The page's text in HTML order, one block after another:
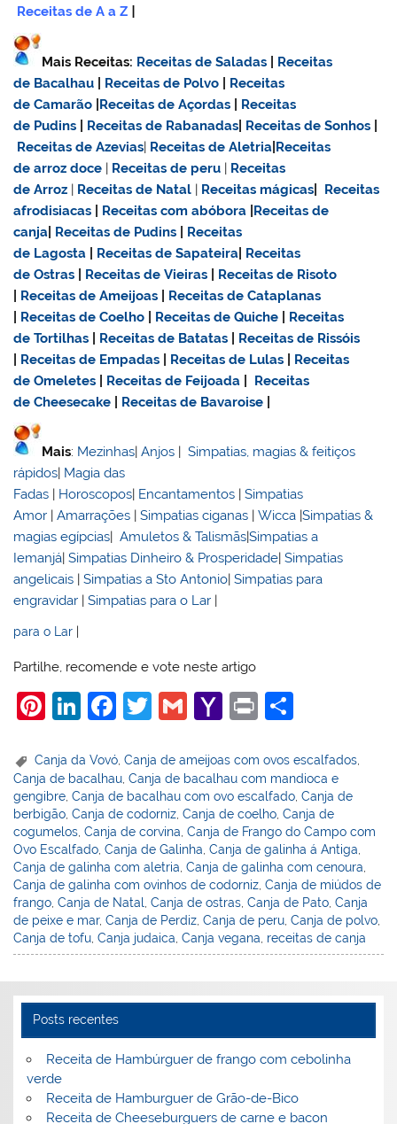
Receitas de A a Z
Mais Receitas: Receitas de Saladas
Receitas
de Bacalhau
Receitas de Polvo
Receitas
de Camarão Receitas de Açordas
Receitas
de Pudins
Receitas de Rabanadas Receitas de Sonhos
Receitas de Azevias| Receitas de Aletria Receitas
dearroz doce | Receitas de peru | Receitas
de Arroz | Receitas de Natal | Receitas mágicas
Receitas
afrodisiacas
Receitas com abóbora Receitas de
canja Receitas de Pudins
Receitas
de Lagosta
Receitas de Sapateira Receitas
de Ostras
Receitas de Vieiras
Receitas de Risoto
Receitas de Ameijoas
Receitas de Cataplanas
Receitas de Coelho Receitas de Quiche
Receitas
de Tortilhas
Receitas de Batatas
Receitas de Rissóis
Receitas de Empadas Receitas de Lulas
Receitas
de Omeletes
Receitas de Feijoada
Receitas
de Cheesecake
Receitas de Bavaroise
Mais: Mezinhas|Anjos |Simpatias, magias & feitiços
rápidos| Magia das
Fadas | Horoscopos| Encantamentos |Simpatias
Amor |Amarrações |Simpatias ciganas |Wicca |Simpatias &
magias egípcias|Amuletos & Talismãs|Simpatias a
Iemanjá|Simpatias Dinheiro & Prosperidade|Simpatias
angelicais |Simpatias a Sto Antonio|Simpatias para
engravidar |Simpatias para o Lar |
para o Lar |
Partilhe, recomende e vote neste artigo
Pi
er
e
st
Li
k
e
dI
n
F
c
e
b
o
o
k
T
itt
er
G
ai
l
Y
h
o
o
M
ai
l
Pr
t
ar
e
Canja da Vovó ,Canja de ameijoas com ovos escalfados
Canja de bacalhau,Canja de bacalhau com mandioca e
gengibre,Canja de bacalhau com ovo escalfado,Canja de
berbigão,Canja de codorniz,Canja de coelho,Canja de
cogumelos,Canja de corvina,Canja de Frango do Campo com
Ovo Escalfado,Canja de Galinha,Canja de galinha á Antiga,
Canja de galinha com aletria,Canja de galinha com cenoura,
Canja de galinha com ovinhos de codorniz,Canja de miúdos de
frango,Canja de Natal,Canja de ostras,Canja de Pato,Canja
de peixe e mar,Canja de Perdiz,Canja de peru,Canja de polvo,
Canja de tofu,Canja judaica,Canja vegana, receitas de canja
Posts recentes
Receita de Hambúrguer de frango com cebolinha
verde
Receita de Hamburguer de Grão-de-Bico
Receita de Cheeseburguers de carne e bacon